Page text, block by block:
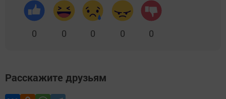
0 0 0 0 0
Расскажите друзьям